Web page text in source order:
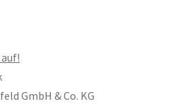
GmbH & Co. KG